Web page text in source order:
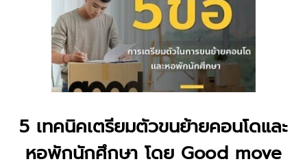
5 เทคนิคเตรียมตัวขนย้ายคอนโดและ
หอพักนักศึกษา โดย Good move